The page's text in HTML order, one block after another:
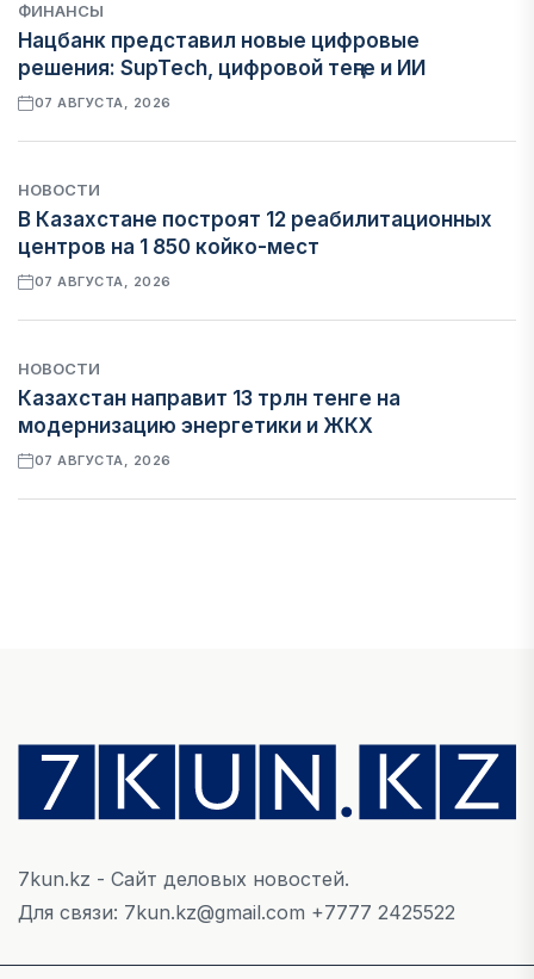
ФИНАНСЫ
Нацбанк представил новые цифровые
решения: SupTech, цифровой теңге и ИИ
07 АВГУСТА, 2026
НОВОСТИ
В Казахстане построят 12 реабилитационных
центров на 1 850 койко-мест
07 АВГУСТА, 2026
НОВОСТИ
Казахстан направит 13 трлн тенге на
модернизацию энергетики и ЖКХ
07 АВГУСТА, 2026
Денежно-кредитная политика влияет не
только на спрос, но и на предложение труда
07 АВГУСТА, 2026
НОВОСТИ
обратились в Генеральную прокуратуру
7kun.kz - Сайт деловых новостей.
Для связи: 7kun.kz@gmail.com +7777 2425522